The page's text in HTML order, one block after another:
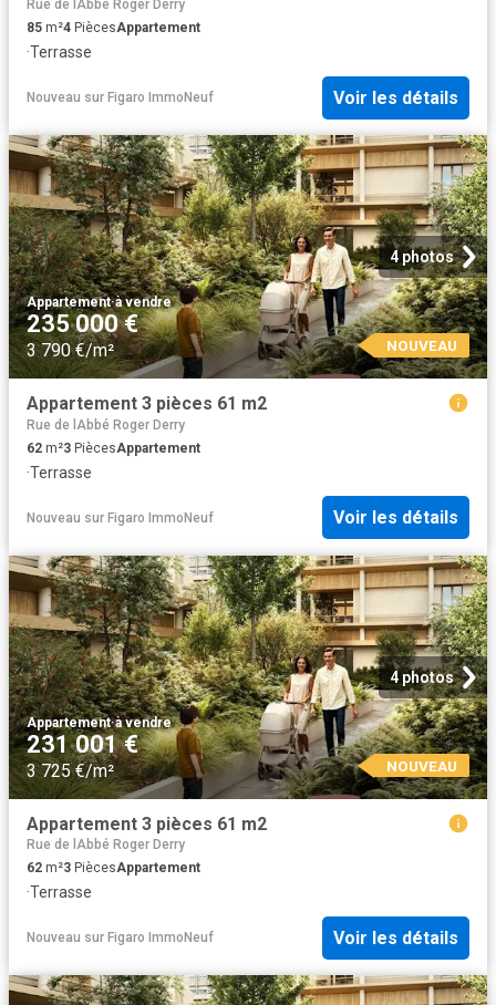
Rue de lAbbé Roger Derry
85 m²4 PiècesAppartement
·Terrasse
Nouveau sur Figaro ImmoNeuf Voir les détails
4 photos
Appartement·à vendre
235 000 €
3 790 €/m² NOUVEAU
Appartement 3 pièces 61 m2
Rue de lAbbé Roger Derry
62 m²3 PiècesAppartement
·Terrasse
Nouveau sur Figaro ImmoNeuf Voir les détails
4 photos
Appartement·à vendre
231 001 €
3 725 €/m² NOUVEAU
Appartement 3 pièces 61 m2
Rue de lAbbé Roger Derry
62 m²3 PiècesAppartement
·Terrasse
Nouveau sur Figaro ImmoNeuf Voir les détails